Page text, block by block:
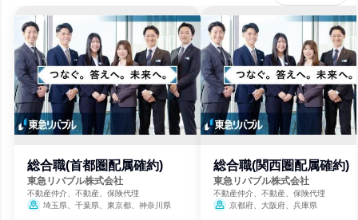
総合職(首都圏配属確約)
東急リバブル株式会社
不動産仲介、不動産、保険代理
埼玉県、千葉県、東京都、神奈川県
総合職(関西圏配属確約)
東急リバブル株式会社
不動産仲介、不動産、保険代理
京都府、大阪府、兵庫県